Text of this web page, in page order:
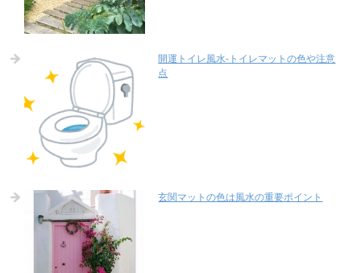
開運トイレ風水-トイレマットの色や注意
点
玄関マットの色は風水の重要ポイント